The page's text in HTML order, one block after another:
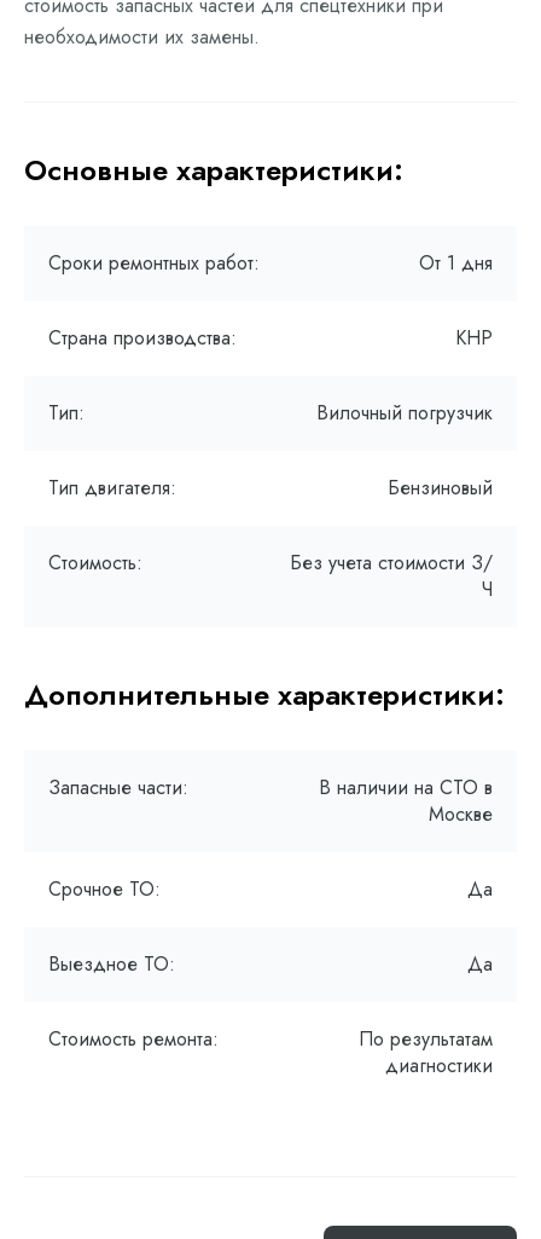
необходимости их замены.
Основные характеристики:
Сроки ремонтных работ: От 1 дня
Страна производства: КНР
Тип: Вилочный погрузчик
Тип двигателя: Бензиновый
Стоимость:
Без учета стоимости З/
Ч
Дополнительные характеристики:
Запасные части:
В наличии на СТО в
Москве
Срочное ТО: Да
Выездное ТО: Да
Стоимость ремонта:
По результатам
диагностики